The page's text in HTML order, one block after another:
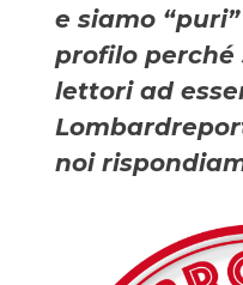
e siamo
profilo perché
lettori ad
noi